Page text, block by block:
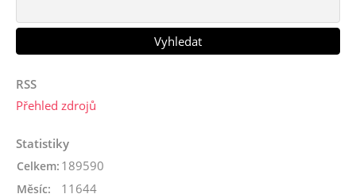
RSS
Přehled zdrojů
Statistiky
Celkem: 189590
Měsíc: 11644